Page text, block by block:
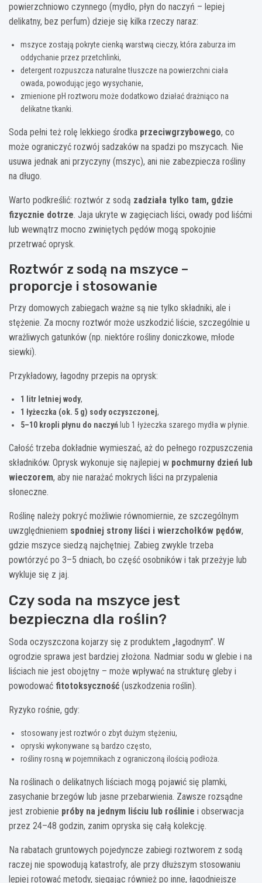
powierzchniowo czynnego (mydło, płyn do naczyń – lepiej
delikatny, bez perfum) dzieje się kilka rzeczy naraz:
mszyce zostają pokryte cienką warstwą cieczy, która zaburza im
oddychanie przez przetchlinki,
detergent rozpuszcza naturalne tłuszcze na powierzchni ciała
owada, powodując jego wysychanie,
zmienione pH roztworu może dodatkowo działać drażniąco na
delikatne tkanki.
Soda pełni też rolę lekkiego środka przeciwgrzybowego, co
może ograniczyć rozwój sadzaków na spadzi po mszycach. Nie
usuwa jednak ani przyczyny (mszyc), ani nie zabezpiecza rośliny
na długo.
Warto podkreślić: roztwór z sodą zadziała tylko tam, gdzie
fizycznie dotrze. Jaja ukryte w zagięciach liści, owady pod liśćmi
lub wewnątrz mocno zwiniętych pędów mogą spokojnie
przetrwać oprysk.
Roztwór z sodą na mszyce –
proporcje i stosowanie
Przy domowych zabiegach ważne są nie tylko składniki, ale i
stężenie. Za mocny roztwór może uszkodzić liście, szczególnie u
wrażliwych gatunków (np. niektóre rośliny doniczkowe, młode
siewki).
Przykładowy, łagodny przepis na oprysk:
1 litr letniej wody,
1 łyżeczka (ok. 5 g) sody oczyszczonej,
5–10 kropli płynu do naczyń lub 1 łyżeczka szarego mydła w płynie.
Całość trzeba dokładnie wymieszać, aż do pełnego rozpuszczenia
składników. Oprysk wykonuje się najlepiej w pochmurny dzień lub
wieczorem, aby nie narażać mokrych liści na przypalenia
słoneczne.
Roślinę należy pokryć możliwie równomiernie, ze szczególnym
uwzględnieniem spodniej strony liści i wierzchołków pędów,
gdzie mszyce siedzą najchętniej. Zabieg zwykle trzeba
powtórzyć po 3–5 dniach, bo część osobników i tak przeżyje lub
wykluje się z jaj.
Czy soda na mszyce jest
bezpieczna dla roślin?
Soda oczyszczona kojarzy się z produktem „łagodnym”. W
ogrodzie sprawa jest bardziej złożona. Nadmiar sodu w glebie i na
liściach nie jest obojętny – może wpływać na strukturę gleby i
powodować fitotoksyczność (uszkodzenia roślin).
Ryzyko rośnie, gdy:
stosowany jest roztwór o zbyt dużym stężeniu,
opryski wykonywane są bardzo często,
rośliny rosną w pojemnikach z ograniczoną ilością podłoża.
Na roślinach o delikatnych liściach mogą pojawić się plamki,
zasychanie brzegów lub jasne przebarwienia. Zawsze rozsądne
jest zrobienie próby na jednym liściu lub roślinie i obserwacja
przez 24–48 godzin, zanim opryska się całą kolekcję.
Na rabatach gruntowych pojedyncze zabiegi roztworem z sodą
raczej nie spowodują katastrofy, ale przy dłuższym stosowaniu
lepiej rotować metody, sięgając również po inne, łagodniejsze